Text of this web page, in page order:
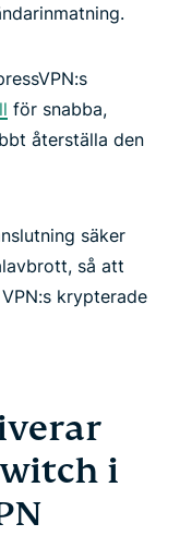
för snabba,
återställa den
säker
så att
krypterade
i